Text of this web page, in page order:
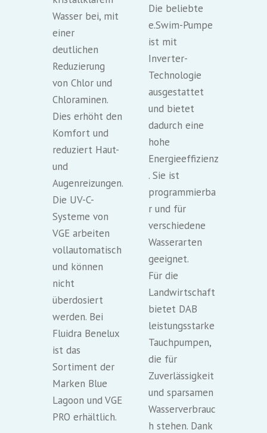
Wasser bei, mit
einer
deutlichen
Reduzierung
von Chlor und
Chloraminen.
Dies erhöht den
Komfort und
reduziert Haut-
und
Augenreizungen.
Die UV-C-
Systeme von
VGE arbeiten
vollautomatisch
und können
nicht
überdosiert
werden. Bei
Fluidra Benelux
ist das
Sortiment der
Marken Blue
Lagoon und VGE
PRO erhältlich.
Die beliebte
e.Swim-Pumpe
ist mit
Inverter-
Technologie
ausgestattet
und bietet
dadurch eine
hohe
Energieeffizienz
. Sie ist
programmierba
r und für
verschiedene
Wasserarten
geeignet.
Für die
Landwirtschaft
bietet DAB
leistungsstarke
Tauchpumpen,
die für
Zuverlässigkeit
und sparsamen
Wasserverbrauc
h stehen. Dank